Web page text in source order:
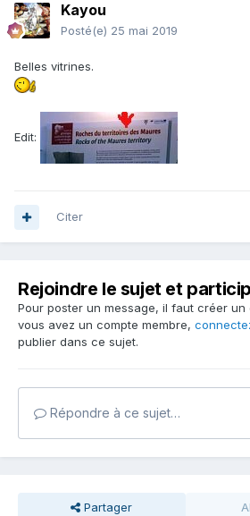
Kayou
Posté(e) 25 mai 2019
Belles vitrines.
Edit:
Citer
Rejoindre le sujet et
Pour poster un message, il faut créer un
vous avez un compte membre,
publier dans ce sujet.
Répondre à ce sujet…
Partager